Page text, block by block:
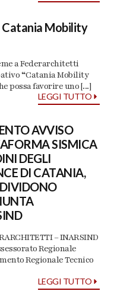
Catania Mobility
a Federarchitetti
“Catania Mobility
possa favorire uno [...]
LEGGI TUTTO
AVVISO
SISMICA
DEGLI
DI CATANIA,
– INARSIND
Regionale
Regionale Tecnico
LEGGI TUTTO